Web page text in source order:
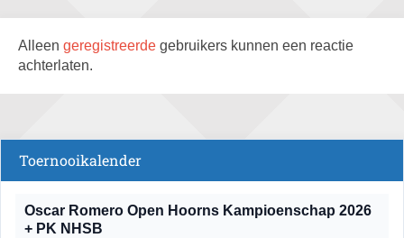
Alleen geregistreerde gebruikers kunnen een reactie
achterlaten.
Toernooikalender
Oscar Romero Open Hoorns Kampioenschap 2026
+ PK NHSB